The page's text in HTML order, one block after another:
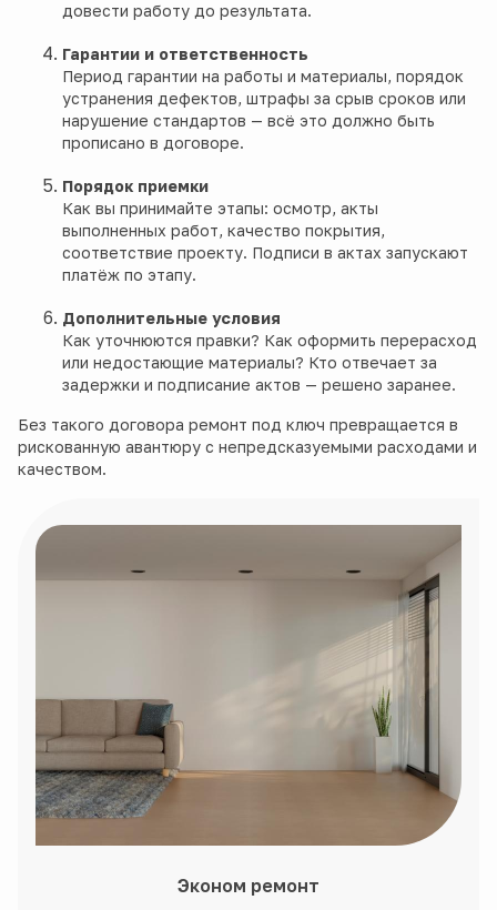
довести работу до результата.
Гарантии и ответственность
Период гарантии на работы и материалы, порядок
устранения дефектов, штрафы за срыв сроков или
нарушение стандартов — всё это должно быть
прописано в договоре.
Порядок приемки
Как вы принимайте этапы: осмотр, акты
выполненных работ, качество покрытия,
соответствие проекту. Подписи в актах запускают
платёж по этапу.
Дополнительные условия
Как уточнюются правки? Как оформить перерасход
или недостающие материалы? Кто отвечает за
задержки и подписание актов — решено заранее.
Без такого договора ремонт под ключ превращается в
рискованную авантюру с непредсказуемыми расходами и
качеством.
Эконом ремонт